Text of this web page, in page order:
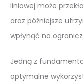
liniowej może
oraz późniejsze
wpłynąć na
Jedną z
optymalne